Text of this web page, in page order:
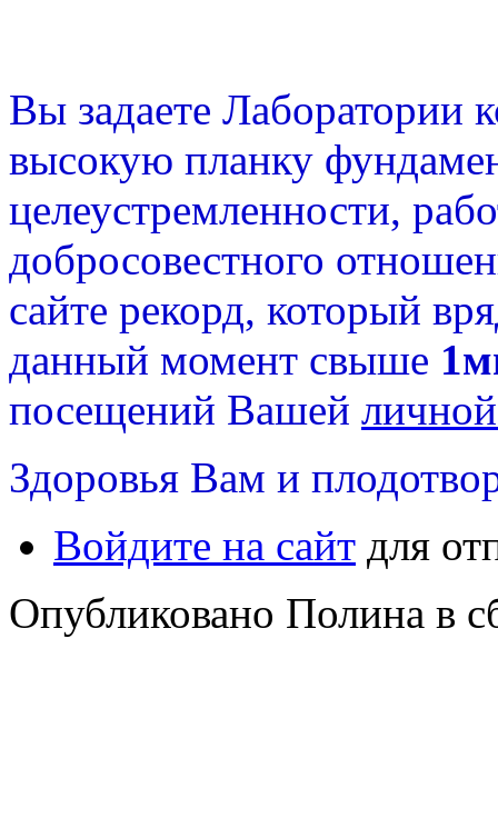
Вы задаете Лаборатории
высокую планку
целеустремленности,
добросовестного
сайте рекорд, который
данный момент свыше
посещений Вашей
Здоровья Вам и
Войдите на сайт для
Опубликовано Полина в